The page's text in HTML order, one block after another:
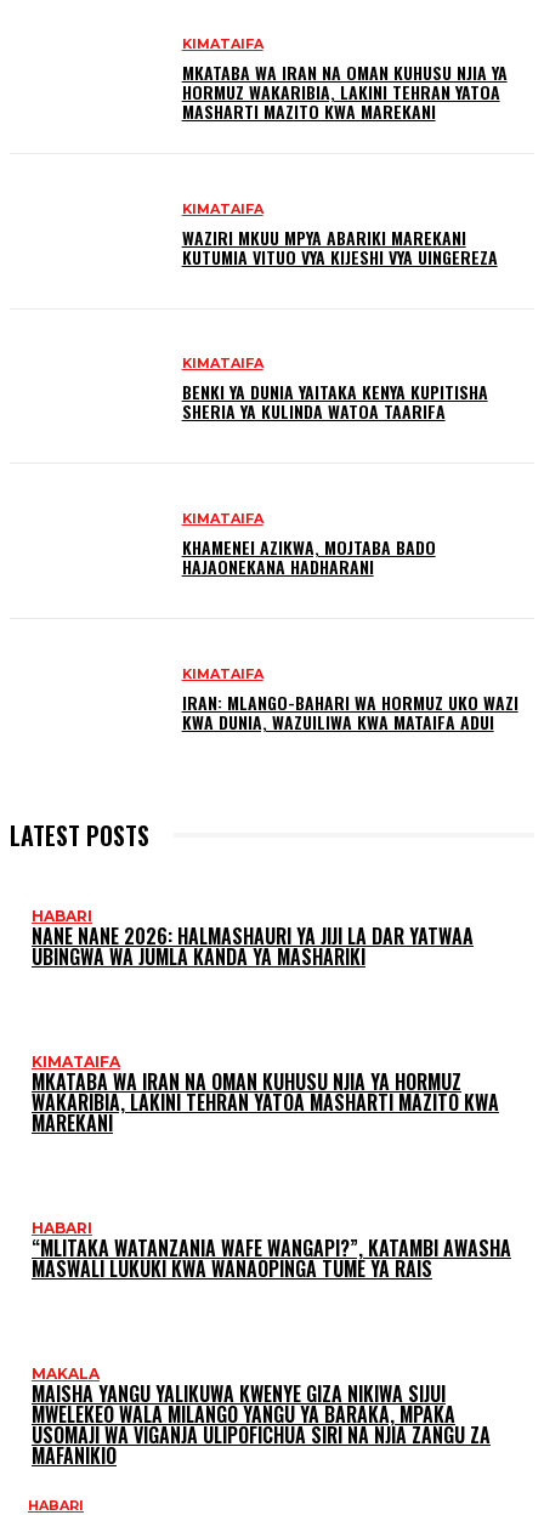
KIMATAIFA
MKATABA WA IRAN NA OMAN KUHUSU NJIA YA
HORMUZ WAKARIBIA, LAKINI TEHRAN YATOA
MASHARTI MAZITO KWA MAREKANI
KIMATAIFA
WAZIRI MKUU MPYA ABARIKI MAREKANI
KUTUMIA VITUO VYA KIJESHI VYA UINGEREZA
KIMATAIFA
BENKI YA DUNIA YAITAKA KENYA KUPITISHA
SHERIA YA KULINDA WATOA TAARIFA
KIMATAIFA
KHAMENEI AZIKWA, МОЈТАВА ВADO
HAJAONEKANA HADHARANI
KIMATAIFA
IRAN: MLANGO-BAHARI WA HORMUZ UKO WAZI
KWA DUNIA, WAZUILIWA KWA MATAIFA ADUI
LATEST POSTS
HABARI
NANE NANE 2026: HALMASHAURI YA JIJI LA DAR YATWAA
UBINGWA WA JUMLA KANDA YA MASHARIKI
KIMATAIFA
MKATABA WA IRAN NA OMAN KUHUSU NJIA YA HORMUZ
WAKARIBIA, LAKINI TEHRAN YATOA MASHARTI MAZITO KWA
MAREKANI
HABARI
“MLITAKA WATANZANIA WAFE WANGAPI?”, KATAMBI AWASHA
MASWALI LUKUKI KWA WANAOPINGA TUME YA RAIS
MAKALA
MAISHA YANGU YALIKUWA KWENYE GIZA NIKIWA SIJUI
MWELEKEO WALA MILANGO YANGU YA BARAKA, MPAKA
USOMAJI WA VIGANJA ULIPOFICHUA SIRI NA NJIA ZANGU ZA
MAFANIKIO
HABARI